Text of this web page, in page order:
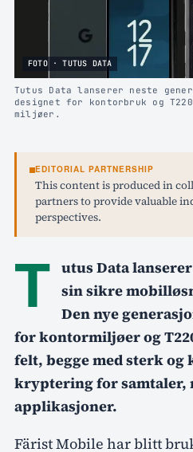
FOTO · TUTUS DATA
Tutus Data lanserer neste
designet for kontorbruk og
miljøer.
EDITORIAL PARTNERSHIP
This content is produced in
partners to provide valuable
perspectives.
T utus Data
sin sikre
Den nye
for kontormiljøer og
felt, begge med sterk
kryptering for samtaler,
applikasjoner.
Färist Mobile har blitt